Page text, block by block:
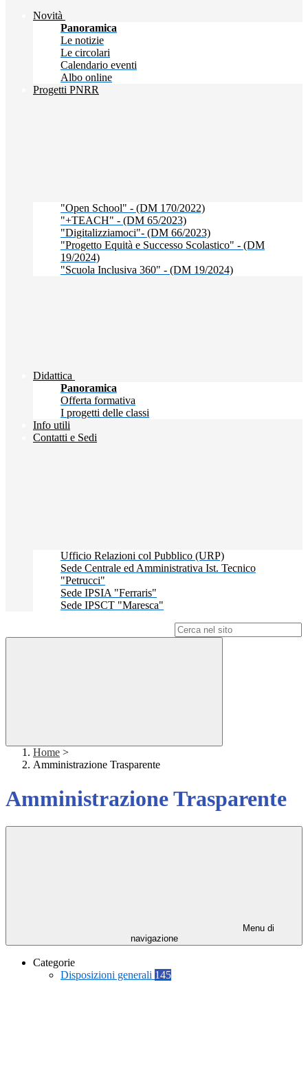
Novità
Panoramica
Le notizie
Le circolari
Calendario eventi
Albo online
Progetti PNRR
"Open School" - (DM 170/2022)
"+TEACH" - (DM 65/2023)
"Digitalizziamoci"- (DM 66/2023)
"Progetto Equità e Successo Scolastico" - (DM
19/2024)
"Scuola Inclusiva 360" - (DM 19/2024)
Didattica
Panoramica
Offerta formativa
I progetti delle classi
Info utili
Contatti e Sedi
Ufficio Relazioni col Pubblico (URP)
Sede Centrale ed Amministrativa Ist. Tecnico
"Petrucci"
Sede IPSIA "Ferraris"
Sede IPSCT "Maresca"
Home >
Amministrazione Trasparente
Amministrazione Trasparente
Menu di
navigazione
Categorie
Disposizioni generali 145